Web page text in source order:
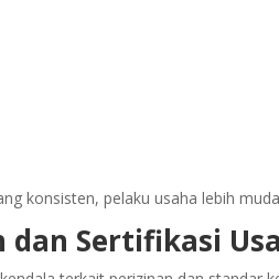
konsisten, pelaku usaha lebih
dan Sertifikasi